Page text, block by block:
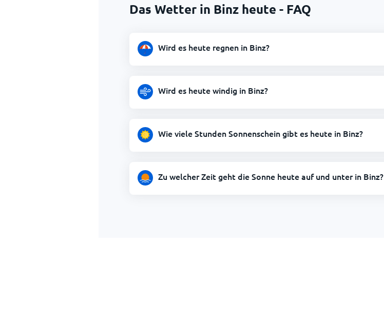
Das Wetter in Binz heute - FAQ
Wird es heute regnen in Binz?
Wird es heute windig in Binz?
Wie viele Stunden Sonnenschein gibt es heute in Binz?
Zu welcher Zeit geht die Sonne heute auf und unter in Binz?